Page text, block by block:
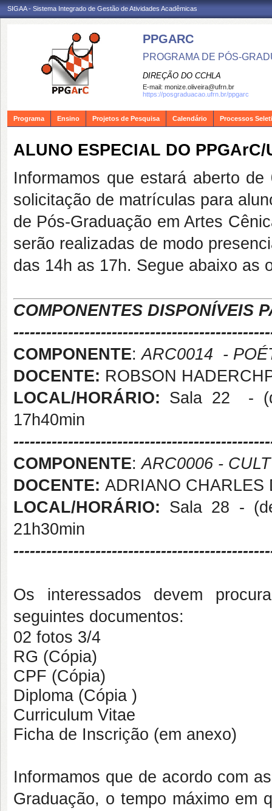
SIGAA - Sistema Integrado de Gestão de Atividades Acadêmicas
PPGARC
PROGRAMA DE PÓS-
DIREÇÃO DO CCHLA
E-mail: monize.oliveira@ufrn.br
https://posgraduacao.ufrn.br/ppgarc
Programa Ensino Projetos de Pesquisa Calendário Processos
ALUNO ESPECIAL DO PPGArC/
Informamos que estará aberto
solicitação de matrículas para
de Pós-Graduação em Artes
serão realizadas de modo
das 14h as 17h. Segue abaixo as
COMPONENTES DISPONÍVEIS
COMPONENTE:ARC0014 -
DOCENTE: ROBSON
LOCAL/HORÁRIO: Sala 22 -
17h40min
COMPONENTE:ARC0006 -
DOCENTE: ADRIANO CHARLES
LOCAL/HORÁRIO: Sala 28 -
21h30min
Os interessados devem
seguintes documentos:
02 fotos 3/4
RG (Cópia)
CPF (Cópia)
Diploma (Cópia )
Curriculum Vitae
Ficha de Inscrição (em anexo)
Informamos que de acordo com
Graduação, o tempo máximo em